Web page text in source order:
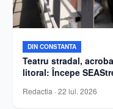
DIN CONSTANTA
Teatru stradal,
litoral: Începe
Redactia · 22 iul. 2026